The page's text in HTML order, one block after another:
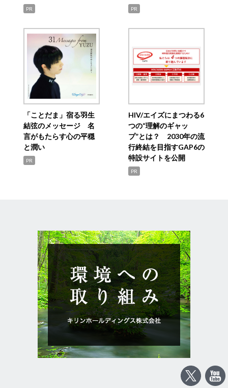
PR PR
「ことだま」宿る羽生
結弦のメッセージ 名
言がもたらす心の平穏
と潤い
PR
HIV/エイズにまつわる6
つの“理解のギャッ
プ”とは？ 2030年の流
行終結を目指すGAP6の
特設サイトを公開
PR